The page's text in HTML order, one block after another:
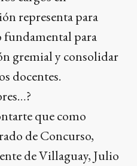
representa para
fundamental para
gremial y consolidar
docentes.
que como
de Concurso,
de Villaguay, Julio